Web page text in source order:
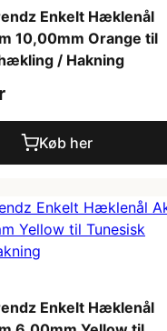
Enkelt Hæklenål
10,00mm Orange til
/ Hakning
Køb her
Enkelt Hæklenål